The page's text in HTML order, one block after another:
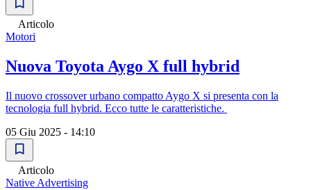
Articolo
Motori
Nuova Toyota Aygo X full hybrid
Il nuovo crossover urbano compatto Aygo X si presenta con la
tecnologia full hybrid. Ecco tutte le caratteristiche.
05 Giu 2025 - 14:10
Articolo
Native Advertising